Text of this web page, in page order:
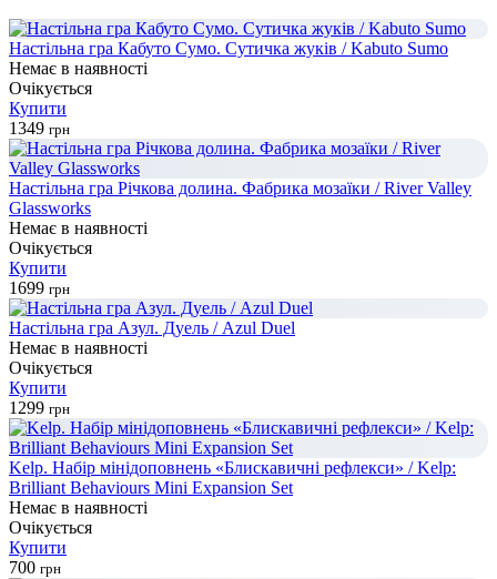
Настільна гра Кабуто Сумо. Сутичка жуків / Kabuto Sumo
Немає в наявності
Очікується
Купити
1349 грн
Настільна гра Річкова долина. Фабрика мозаїки / River Valley
Glassworks
Немає в наявності
Очікується
Купити
1699 грн
Настільна гра Азул. Дуель / Azul Duel
Немає в наявності
Очікується
Купити
1299 грн
Kelp. Набір мінідоповнень «Блискавичні рефлекси» / Kelp:
Brilliant Behaviours Mini Expansion Set
Немає в наявності
Очікується
Купити
700 грн